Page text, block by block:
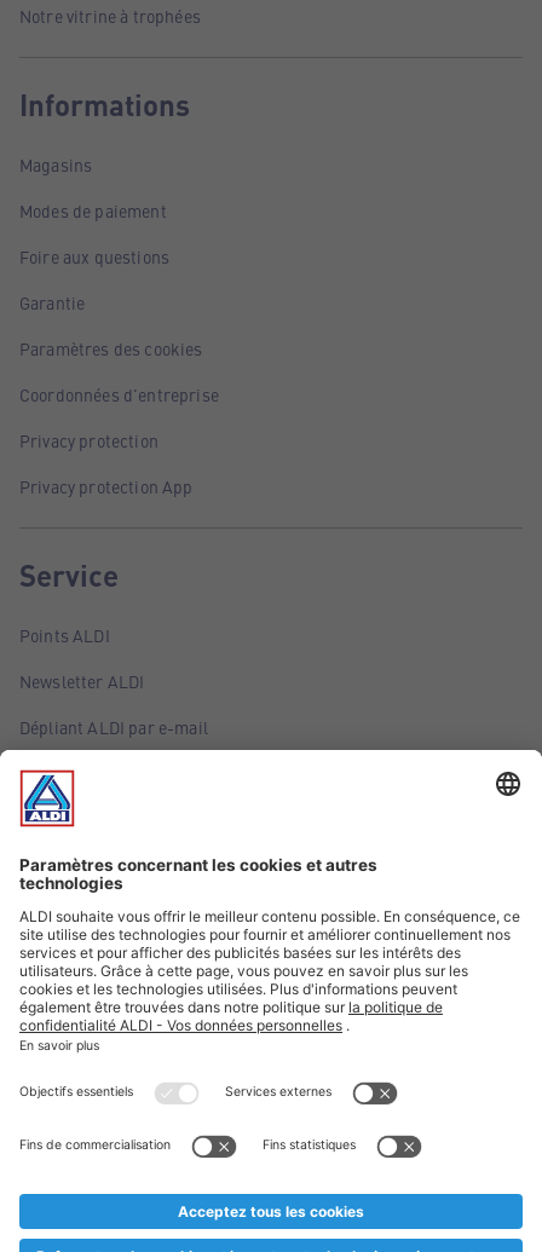
Notre vitrine à trophées
Informations
Magasins
Modes de paiement
Foire aux questions
Garantie
Paramètres des cookies
Coordonnées d'entreprise
Privacy protection
Privacy protection App
Service
Points ALDI
Newsletter ALDI
Dépliant ALDI par e-mail
Offres
Infos essentielles
Suivez ALDI Belgique
Textes marqués d'un astérisque et mentions légales
* Nous vendons ces articles temporairement et jusqu'à
au cas où, malgré le planning bien étudié, nous serions
prématurément en rupture de stock. Prix Recupel et TVA incl.
** Sur ce site, l’utilisation de la forme masculine a été adoptée